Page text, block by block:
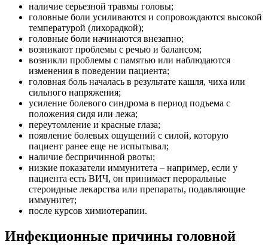
наличие серьезной травмы головы;
головные боли усиливаются и сопровождаются высокой
температурой (лихорадкой);
головные боли начинаются внезапно;
возникают проблемы с речью и балансом;
возникли проблемы с памятью или наблюдаются
изменения в поведении пациента;
головная боль началась в результате кашля, чиха или
сильного напряжения;
усиление болевого синдрома в период подъема с
положения сидя или лежа;
переутомление и красные глаза;
появление болевых ощущений с силой, которую
пациент ранее еще не испытывал;
наличие беспричинной рвоты;
низкие показатели иммунитета – например, если у
пациента есть ВИЧ, он принимает пероральные
стероидные лекарства или препараты, подавляющие
иммунитет;
после курсов химиотерапии.
Инфекционные причины головной